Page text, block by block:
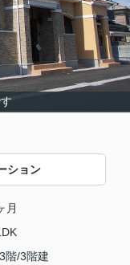
ション
月
階/3階建